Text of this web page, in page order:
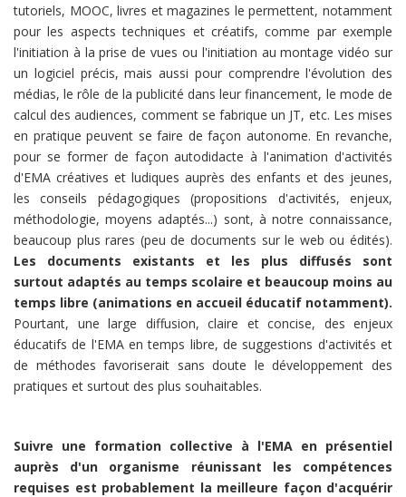
tutoriels, MOOC, livres et magazines le permettent, notamment
pour les aspects techniques et créatifs, comme par exemple
l'initiation à la prise de vues ou l'initiation au montage vidéo sur
un logiciel précis, mais aussi pour comprendre l'évolution des
médias, le rôle de la publicité dans leur financement, le mode de
calcul des audiences, comment se fabrique un JT, etc. Les mises
en pratique peuvent se faire de façon autonome. En revanche,
pour se former de façon autodidacte à l'animation d'activités
d'EMA créatives et ludiques auprès des enfants et des jeunes,
les conseils pédagogiques (propositions d'activités, enjeux,
méthodologie, moyens adaptés...) sont, à notre connaissance,
beaucoup plus rares (peu de documents sur le web ou édités).
Les documents existants et les plus diffusés sont
surtout adaptés au temps scolaire et beaucoup moins au
temps libre (animations en accueil éducatif notamment).
Pourtant, une large diffusion, claire et concise, des enjeux
éducatifs de l'EMA en temps libre, de suggestions d'activités et
de méthodes favoriserait sans doute le développement des
pratiques et surtout des plus souhaitables.
Suivre une formation collective à l'EMA en présentiel
auprès d'un organisme réunissant les compétences
requises est probablement la meilleure façon d'acquérir